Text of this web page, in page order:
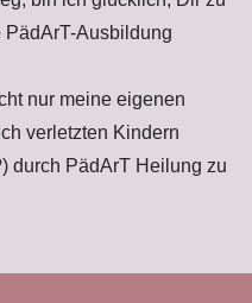
Ausbildung
nur meine eigenen
verletzten Kindern
durch PädArT Heilung zu